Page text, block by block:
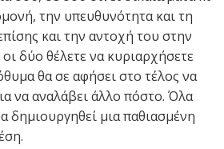
την υπευθυνότητα και τη
και την αντοχή του στην
δύο θέλετε να κυριαρχήσετε
θα σε αφήσει στο τέλος να
να αναλάβει άλλο πόστο. Όλα
δημιουργηθεί μια παθιασμένη